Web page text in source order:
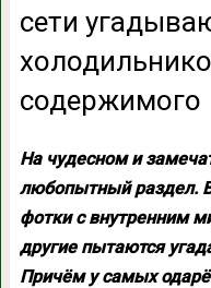
сети
содержимого
На чудесном и
любопытный раздел.
фотки с внутренним
другие пытаются
Причём у самых